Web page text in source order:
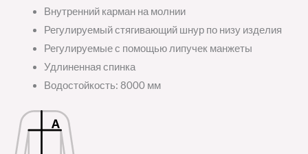
Внутренний карман на молнии
Регулируемый стягивающий шнур по низу изделия
Регулируемые с помощью липучек манжеты
Удлиненная спинка
Водостойкость: 8000 мм